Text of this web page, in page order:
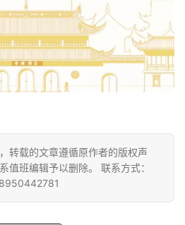
转载的文章遵循原作者的版权声
值班编辑予以删除。 联系方式：